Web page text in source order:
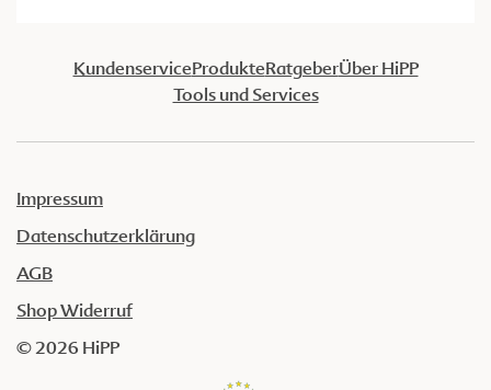
KundenserviceProdukteRatgeberÜber HiPP
Tools und Services
Impressum
Datenschutzerklärung
AGB
Shop Widerruf
© 2026 HiPP